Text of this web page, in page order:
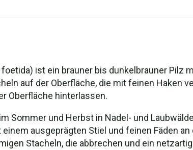
ist ein brauner bis dunkelbrauner Pilz
auf der Oberfläche, die mit feinen Haken
Oberfläche hinterlassen.
Sommer und Herbst in Nadel- und
ausgeprägten Stiel und feinen Fäden
Stacheln, die abbrechen und ein